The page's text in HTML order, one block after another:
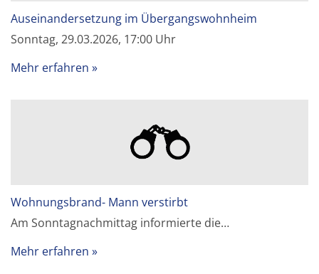
Auseinandersetzung im Übergangswohnheim
Sonntag, 29.03.2026, 17:00 Uhr
Mehr erfahren
Wohnungsbrand- Mann verstirbt
Am Sonntagnachmittag informierte die…
Mehr erfahren